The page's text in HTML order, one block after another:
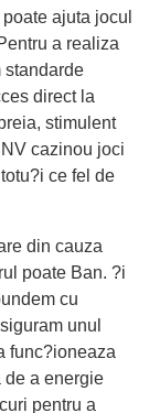
ajuta jocul
a realiza
standarde
direct la
stimulent
cazinou joci
ce fel de
din cauza
poate Ban. ?i
cu
unul
func?ioneaza
de a energie
pentru a